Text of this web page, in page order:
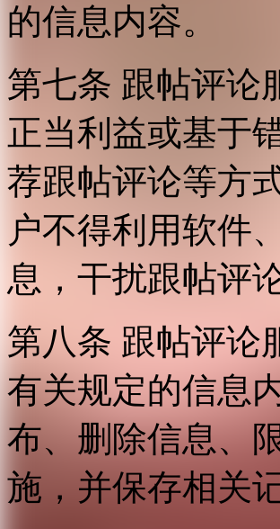
的信息内容。
第七条 跟帖评论
正当利益或基于
荐跟帖评论等方
户不得利用软件
息，干扰跟帖评
第八条 跟帖评论
有关规定的信息
布、删除信息、
施，并保存相关